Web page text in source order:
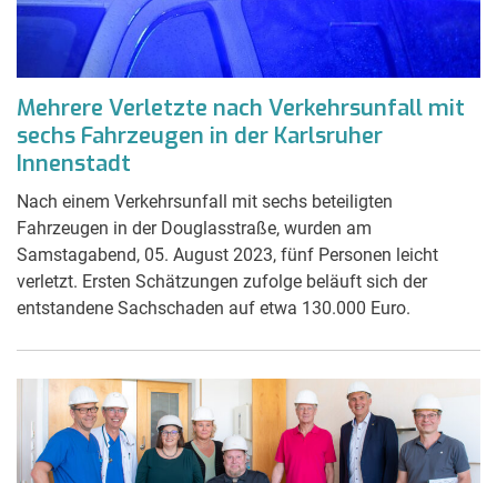
Mehrere Verletzte nach Verkehrsunfall mit
sechs Fahrzeugen in der Karlsruher
Innenstadt
Nach einem Verkehrsunfall mit sechs beteiligten
Fahrzeugen in der Douglasstraße, wurden am
Samstagabend, 05. August 2023, fünf Personen leicht
verletzt. Ersten Schätzungen zufolge beläuft sich der
entstandene Sachschaden auf etwa 130.000 Euro.